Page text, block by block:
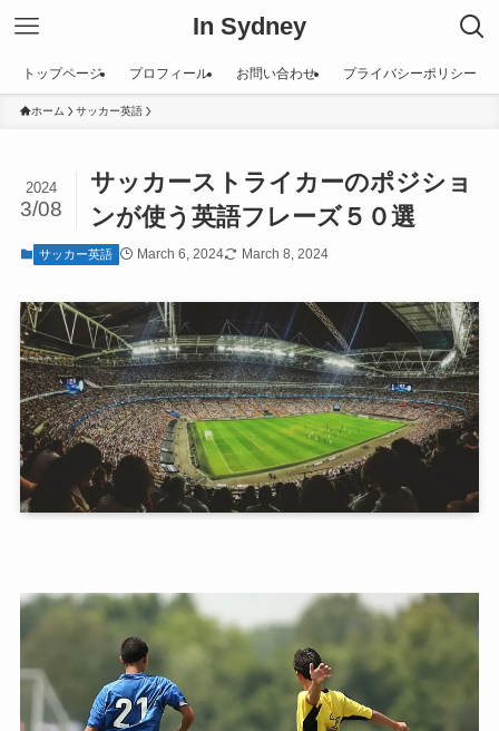
In Sydney
トップページ プロフィール お問い合わせ プライバシーポリシー
ホーム サッカー英語
サッカーストライカーのポジショ
ンが使う英語フレーズ５０選
2024
3/08
サッカー英語 March 6, 2024 March 8, 2024